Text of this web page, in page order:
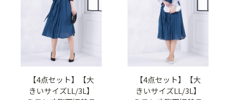
【4点セット】【大
きいサイズLL/3L】
【4点セット】【大
きいサイズLL/3L】